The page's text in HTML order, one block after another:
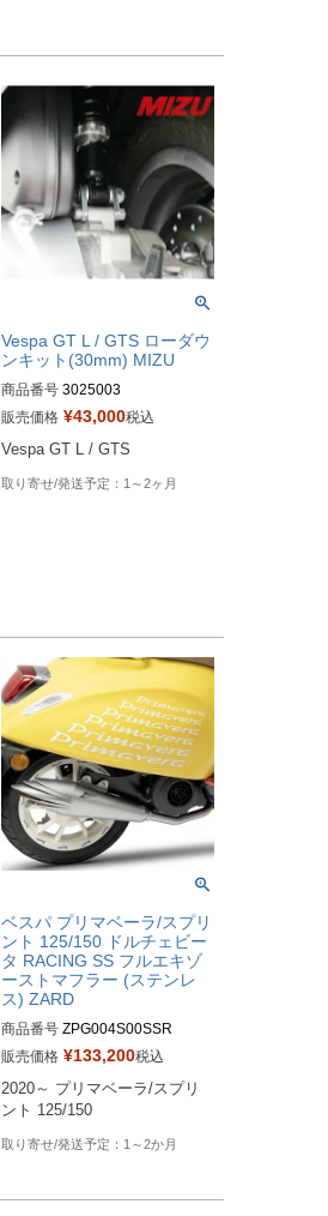
Vespa GT L / GTS ローダウ
ンキット(30mm) MIZU
商品番号 3025003
販売価格 ¥43,000税込
Vespa GT L / GTS
1～2ヶ月
ベスパ プリマベーラ/スプリ
ント 125/150 ドルチェビー
タ RACING SS フルエキゾ
ーストマフラー (ステンレ
ス) ZARD
商品番号 ZPG004S00SSR
販売価格 ¥133,200税込
2020～ プリマベーラ/スプリ
ント 125/150
1～2か月